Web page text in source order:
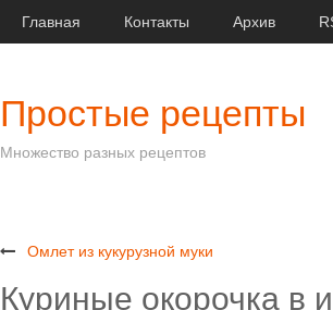
Главная Контакты Архив
Простые рецепты
Множество разных рецептов
Омлет из кукурузной муки
Куриные окорочка в